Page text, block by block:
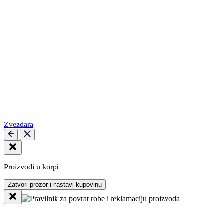
Zvezdara
Proizvodi u korpi
Zatvori prozor i nastavi kupovinu